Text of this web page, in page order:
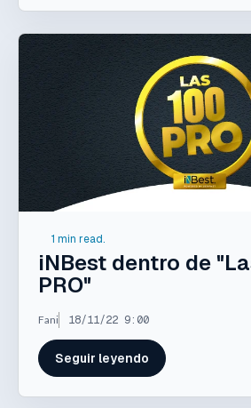
1 min read.
iNBest dentro de
PRO"
Fani 18/11/22 9:00
Seguir leyendo